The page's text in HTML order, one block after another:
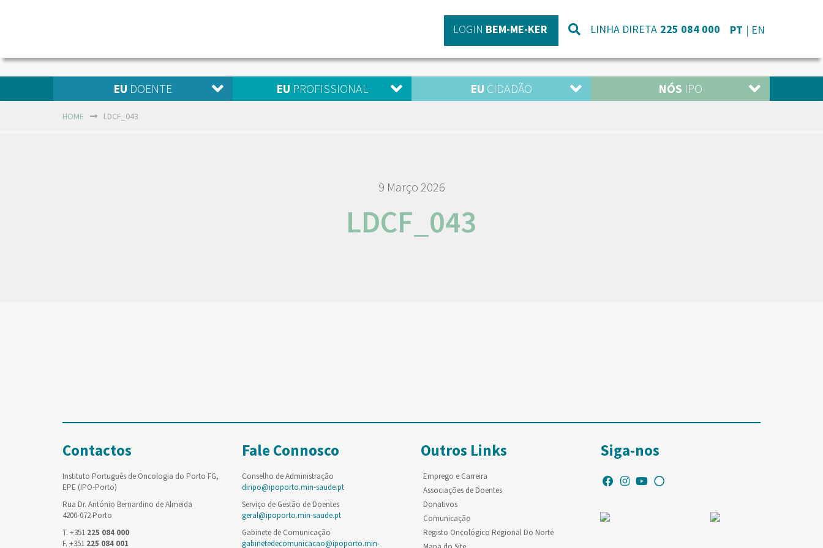
LOGIN BEM-ME-KER LINHA DIRETA 225 084 000 PT EN
EU DOENTE EU PROFISSIONAL EU CIDADÃO NÓS IPO
HOME LDCF_043
9 Março 2026
LDCF_043
Contactos
Instituto Português de Oncologia do Porto FG,
EPE (IPO-Porto)
Rua Dr. António Bernardino de Almeida
4200-072 Porto
T. +351 225 084 000
F. +351 225 084 001
Fale Connosco
Conselho de Administração
diripo@ipoporto.min-saude.pt
Serviço de Gestão de Doentes
geral@ipoporto.min-saude.pt
Gabinete de Comunicação
gabinetedecomunicacao@ipoporto.min-
Outros Links
Emprego e Carreira
Associações de Doentes
Donativos
Comunicação
Registo Oncológico Regional Do Norte
Siga-nos